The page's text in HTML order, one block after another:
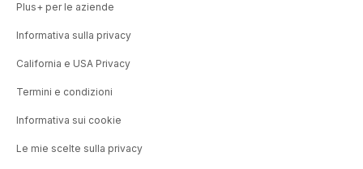
Plus+ per le aziende
Informativa sulla privacy
California e USA Privacy
Termini e condizioni
Informativa sui cookie
Le mie scelte sulla privacy